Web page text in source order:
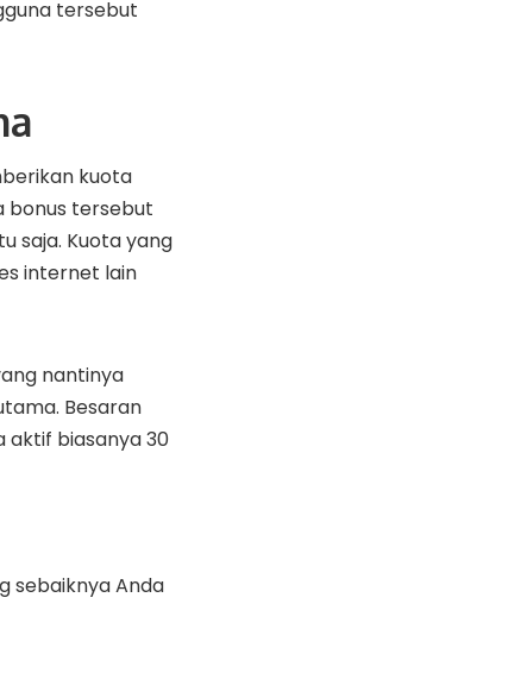
tersebut
kuota
bonus tersebut
saja. Kuota yang
internet lain
nantinya
Besaran
aktif biasanya 30
sebaiknya Anda